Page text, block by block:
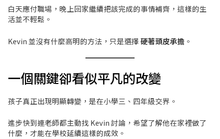
白天應付職場，晚上回家繼續把該完成的事情補齊，這樣的生
活並不輕鬆。
Kevin 並沒有什麼高明的方法，只是選擇硬著頭皮承擔 。
一個關鍵卻看似平凡的改變
孩子真正出現明顯轉變，是在小學三、四年級交界。
進步快到連老師都主動找 Kevin 討論，希望了解他在家裡做了
什麼，才能在學校延續這樣的成效。